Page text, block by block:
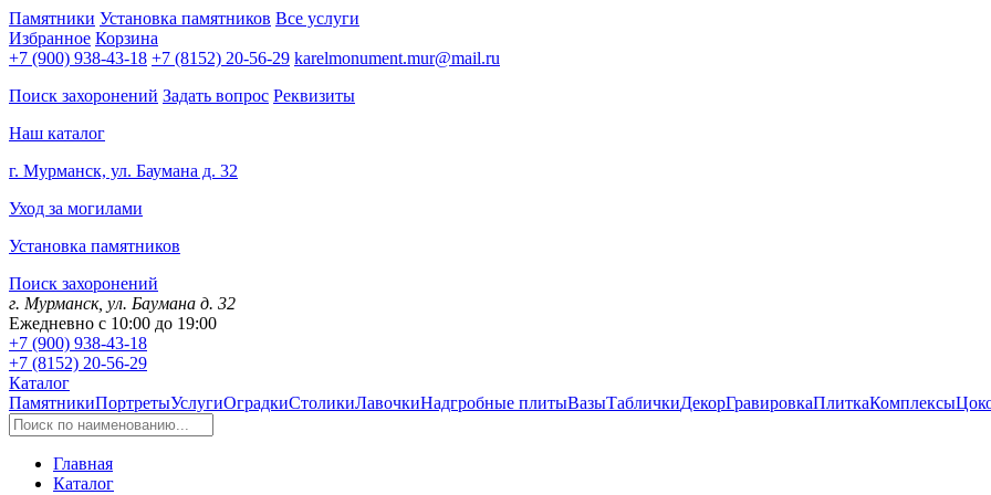
Памятники Установка памятников Все услуги
Избранное Корзина
+7 (900) 938-43-18 +7 (8152) 20-56-29 karelmonument.mur@mail.ru
Поиск захоронений Задать вопрос Реквизиты
Наш каталог
г. Мурманск, ул. Баумана д. 32
Уход за могилами
Установка памятников
Поиск захоронений
г. Мурманск, ул. Баумана д. 32
Ежедневно с 10:00 до 19:00
+7 (900) 938-43-18
+7 (8152) 20-56-29
Каталог
ПамятникиПортретыУслугиОградкиСтоликиЛавочкиНадгробные плитыВазыТабличкиДекорГравировкаПлиткаКомплексы
Главная
Каталог